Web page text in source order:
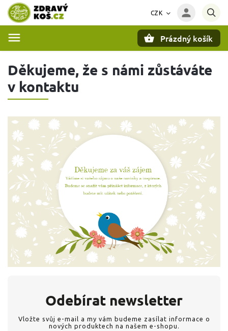
CZK
Prázdný košík
Děkujeme, že s námi zůstáváte
v kontaktu
Odebírat newsletter
Vložte svůj e-mail a my vám budeme zasílat informace o
nových produktech na našem e-shopu.